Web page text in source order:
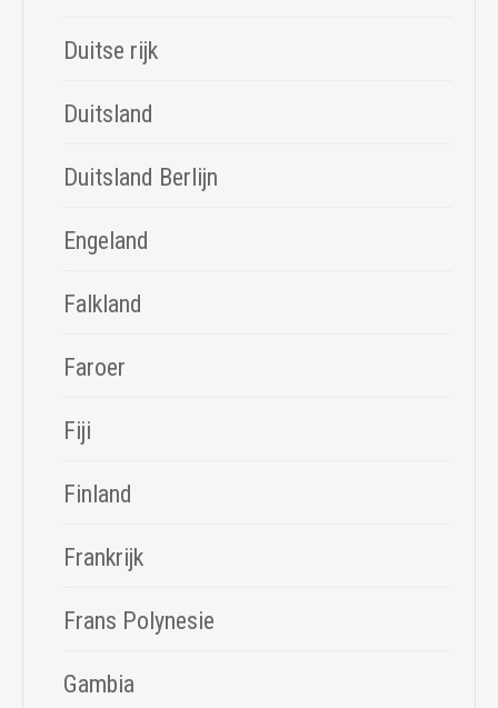
Duitse rijk
Duitsland
Duitsland Berlijn
Engeland
Falkland
Faroer
Fiji
Finland
Frankrijk
Frans Polynesie
Gambia